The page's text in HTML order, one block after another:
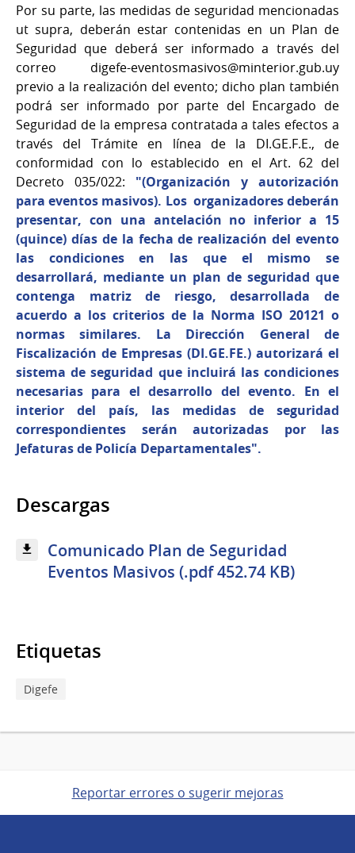
Por su parte, las medidas de seguridad mencionadas
ut supra, deberán estar contenidas en un Plan de
Seguridad que deberá ser informado a través del
correo digefe-eventosmasivos@minterior.gub.uy
previo a la realización del evento; dicho plan también
podrá ser informado por parte del Encargado de
Seguridad de la empresa contratada a tales efectos a
través del Trámite en línea de la DI.GE.F.E., de
conformidad con lo establecido en el Art. 62 del
Decreto 035/022: "(Organización y autorización
para eventos masivos). Los organizadores deberán
presentar, con una antelación no inferior a 15
(quince) días de la fecha de realización del evento
las condiciones en las que el mismo se
desarrollará, mediante un plan de seguridad que
contenga matriz de riesgo, desarrollada de
acuerdo a los criterios de la Norma ISO 20121 o
normas similares. La Dirección General de
Fiscalización de Empresas (DI.GE.FE.) autorizará el
sistema de seguridad que incluirá las condiciones
necesarias para el desarrollo del evento. En el
interior del país, las medidas de seguridad
correspondientes serán autorizadas por las
Jefaturas de Policía Departamentales".
Descargas
Comunicado Plan de Seguridad
Eventos Masivos (.pdf 452.74 KB)
Etiquetas
Digefe
Reportar errores o sugerir mejoras